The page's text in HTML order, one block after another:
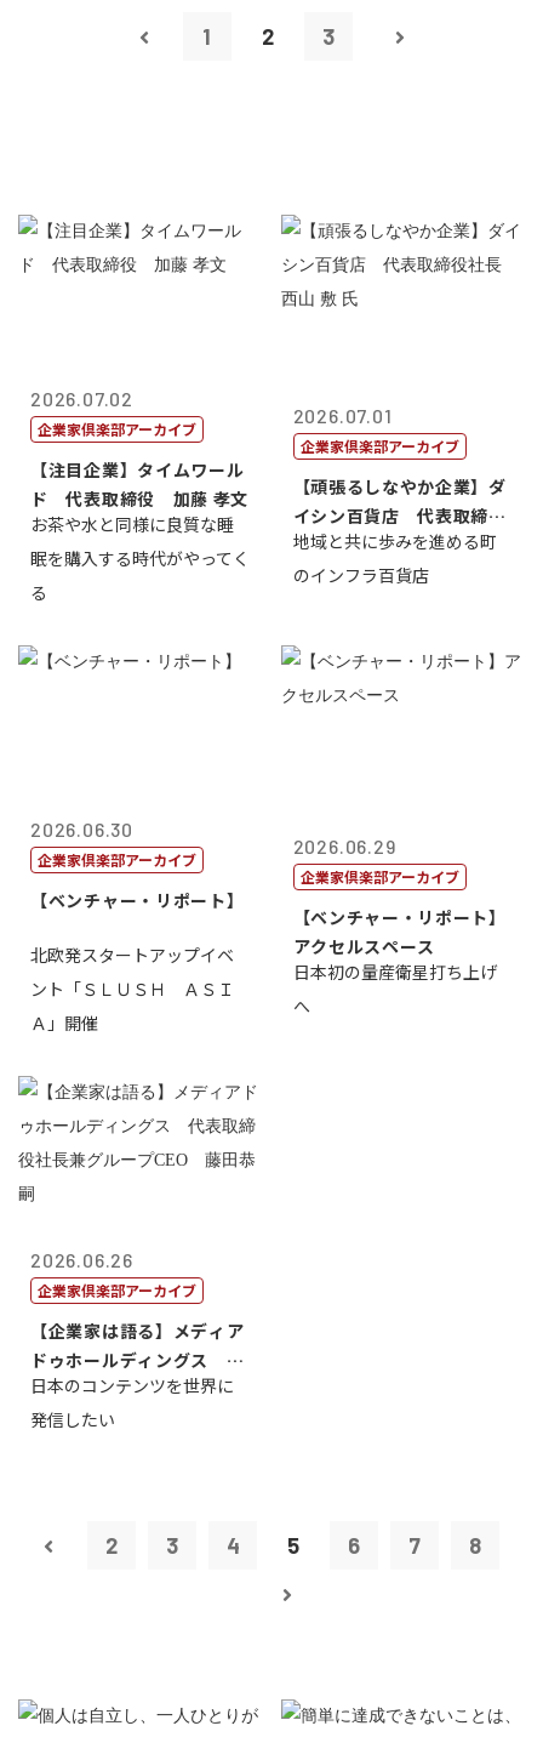
1 2 3
2026.07.02
企業家倶楽部アーカイブ
【注目企業】タイムワール
ド 代表取締役 加藤 孝文
お茶や水と同様に良質な睡
眠を購入する時代がやってく
る
2026.07.01
企業家倶楽部アーカイブ
【頑張るしなやか企業】ダ
イシン百貨店 代表取締役
社長 西山 ...
地域と共に歩みを進める町
のインフラ百貨店
2026.06.30
企業家倶楽部アーカイブ
【ベンチャー・リポート】
北欧発スタートアップイベ
ント「ＳＬＵＳＨ ＡＳＩ
Ａ」開催
2026.06.29
企業家倶楽部アーカイブ
【ベンチャー・リポート】
アクセルスペース
日本初の量産衛星打ち上げ
へ
2026.06.26
企業家倶楽部アーカイブ
【企業家は語る】メディア
ドゥホールディングス 代
表取締役社長...
日本のコンテンツを世界に
発信したい
2 3 4 5 6 7 8